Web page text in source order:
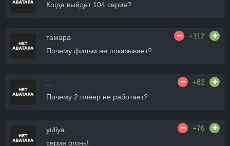
Когда выйдет 104 серия?
тамара
+112
Почему фильм не показывает?
+82
Почему 2 плеер не работает?
yuliya
+76
серия огонь!